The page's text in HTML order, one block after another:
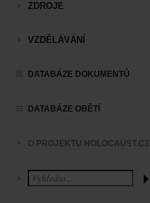
ZDROJE
VZDĚLÁVÁNÍ
DATABÁZE DOKUMENTŮ
DATABÁZE OBĚTÍ
O PROJEKTU HOLOCAUST.CZ